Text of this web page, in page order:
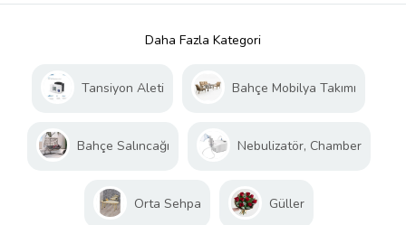
Daha Fazla Kategori
Tansiyon Aleti Bahçe Mobilya Takımı
Bahçe Salıncağı Nebulizatör, Chamber
Orta Sehpa Güller